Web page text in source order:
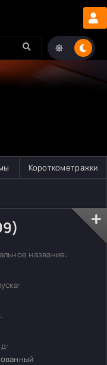
Короткометражки
название: